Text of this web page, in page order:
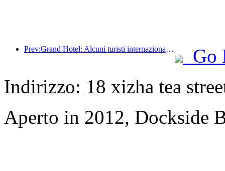
Prev:Grand Hotel: Alcuni turisti internazionali che visitano Hong Kong sono tornati quest'anno
Go
Indirizzo: 18 xizha tea
Aperto in 2012, Dockside